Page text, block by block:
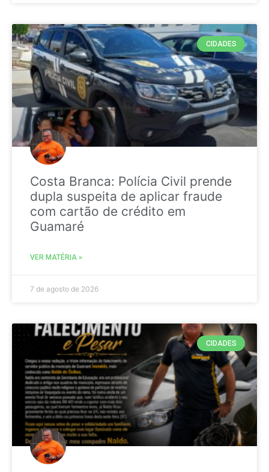
CIDADES
Costa Branca: Polícia Civil prende
dupla suspeita de aplicar fraude
com cartão de crédito em
Guamaré
VER MATÉRIA »
7 de agosto de 2026
CIDADES